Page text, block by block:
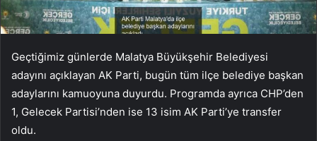
Geçtiğimiz günlerde Malatya Büyükşehir Belediyesi
adayını açıklayan AK Parti, bugün tüm ilçe belediye başkan
adaylarını kamuoyuna duyurdu. Programda ayrıca CHP’den
1, Gelecek Partisi’nden ise 13 isim AK Parti’ye transfer
oldu.